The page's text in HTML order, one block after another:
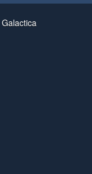
Galactica